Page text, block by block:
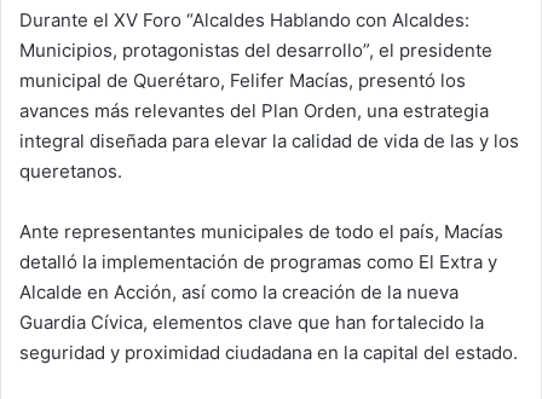
Durante el XV Foro “Alcaldes Hablando con Alcaldes:
Municipios, protagonistas del desarrollo”, el presidente
municipal de Querétaro, Felifer Macías, presentó los
avances más relevantes del Plan Orden, una estrategia
integral diseñada para elevar la calidad de vida de las y los
queretanos.
Ante representantes municipales de todo el país, Macías
detalló la implementación de programas como El Extra y
Alcalde en Acción, así como la creación de la nueva
Guardia Cívica, elementos clave que han fortalecido la
seguridad y proximidad ciudadana en la capital del estado.